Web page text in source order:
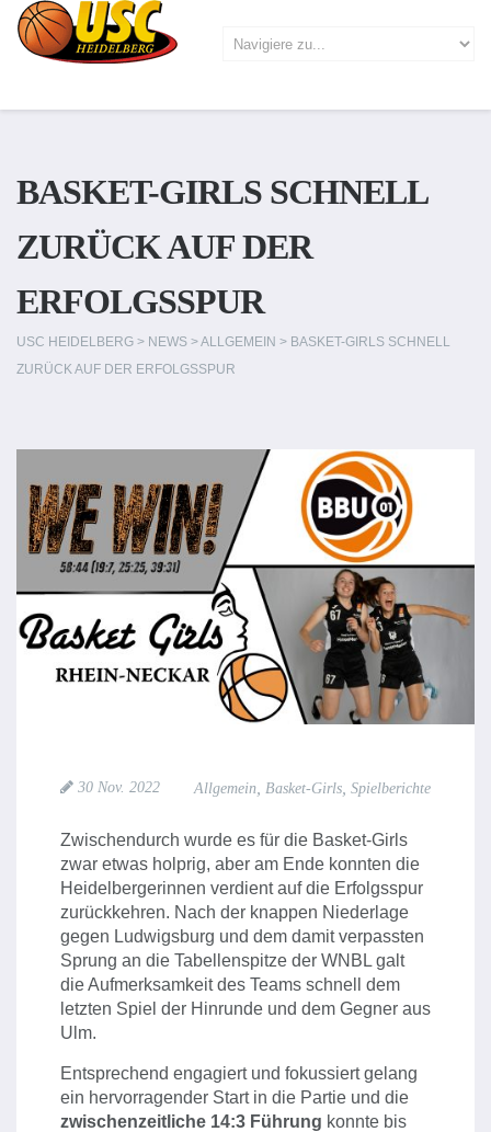
BASKET-GIRLS SCHNELL
ZURÜCK AUF DER
ERFOLGSSPUR
USC HEIDELBERG > NEWS >ALLGEMEIN > BASKET-GIRLS SCHNELL
ZURÜCK AUF DER ERFOLGSSPUR
30 Nov. 2022 Allgemein Basket-Girls Spielberichte
Zwischendurch wurde es für die Basket-Girls
zwar etwas holprig, aber am Ende konnten die
Heidelbergerinnen verdient auf die Erfolgsspur
zurückkehren. Nach der knappen Niederlage
gegen Ludwigsburg und dem damit verpassten
Sprung an die Tabellenspitze der WNBL galt
die Aufmerksamkeit des Teams schnell dem
letzten Spiel der Hinrunde und dem Gegner aus
Ulm.
Entsprechend engagiert und fokussiert gelang
ein hervorragender Start in die Partie und die
zwischenzeitliche 14:3 Führung konnte bis